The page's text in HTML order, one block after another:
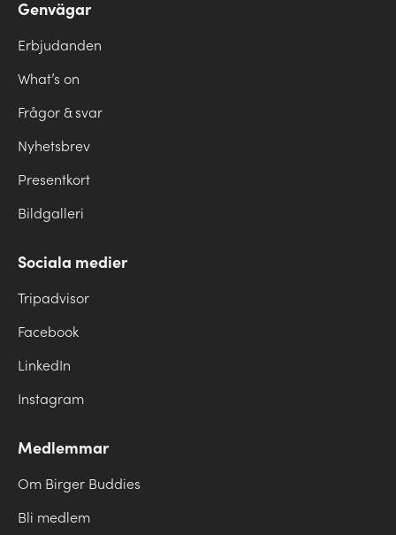
Genvägar
Erbjudanden
What’s on
Frågor & svar
Nyhetsbrev
Presentkort
Bildgalleri
Sociala medier
Tripadvisor
Facebook
LinkedIn
Instagram
Medlemmar
Om Birger Buddies
Bli medlem